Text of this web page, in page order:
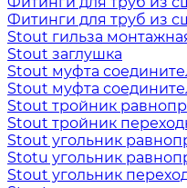
Фитинги для труб из
Stout гильза
Stout заглушка
Stout муфта
Stout муфта
Stout тройник
Stout тройник
Stout угольник
Stotu угольник
Stout угольник